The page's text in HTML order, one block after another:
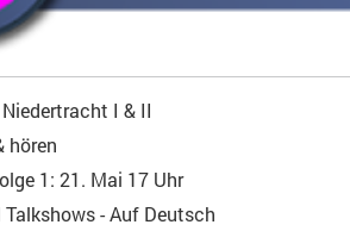
I & II
hören
1: 21. Mai 17 Uhr
- Auf Deutsch